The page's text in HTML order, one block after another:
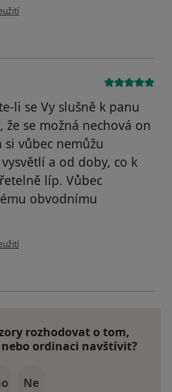
uživatele Pepino S.
li se Vy slušně k panu
se možná nechová on
si vůbec nemůžu
a od doby, co k
líp. Vůbec
obvodnímu
uživatele Magda T.
rozhodovat o tom,
ordinaci navštívit?
Ne